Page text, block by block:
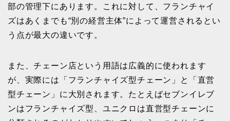
部の管理下にあります。これに対して、フランチャイ
ズはあくまでも“別の経営主体”によって運営されるとい
う点が最大の違いです。
また、チェーン店という用語は広義的に使われます
が、実際には「フランチャイズ型チェーン」と「直営
型チェーン」に大別されます。たとえばセブンイレブ
ンはフランチャイズ型、ユニクロは直営型チェーンに